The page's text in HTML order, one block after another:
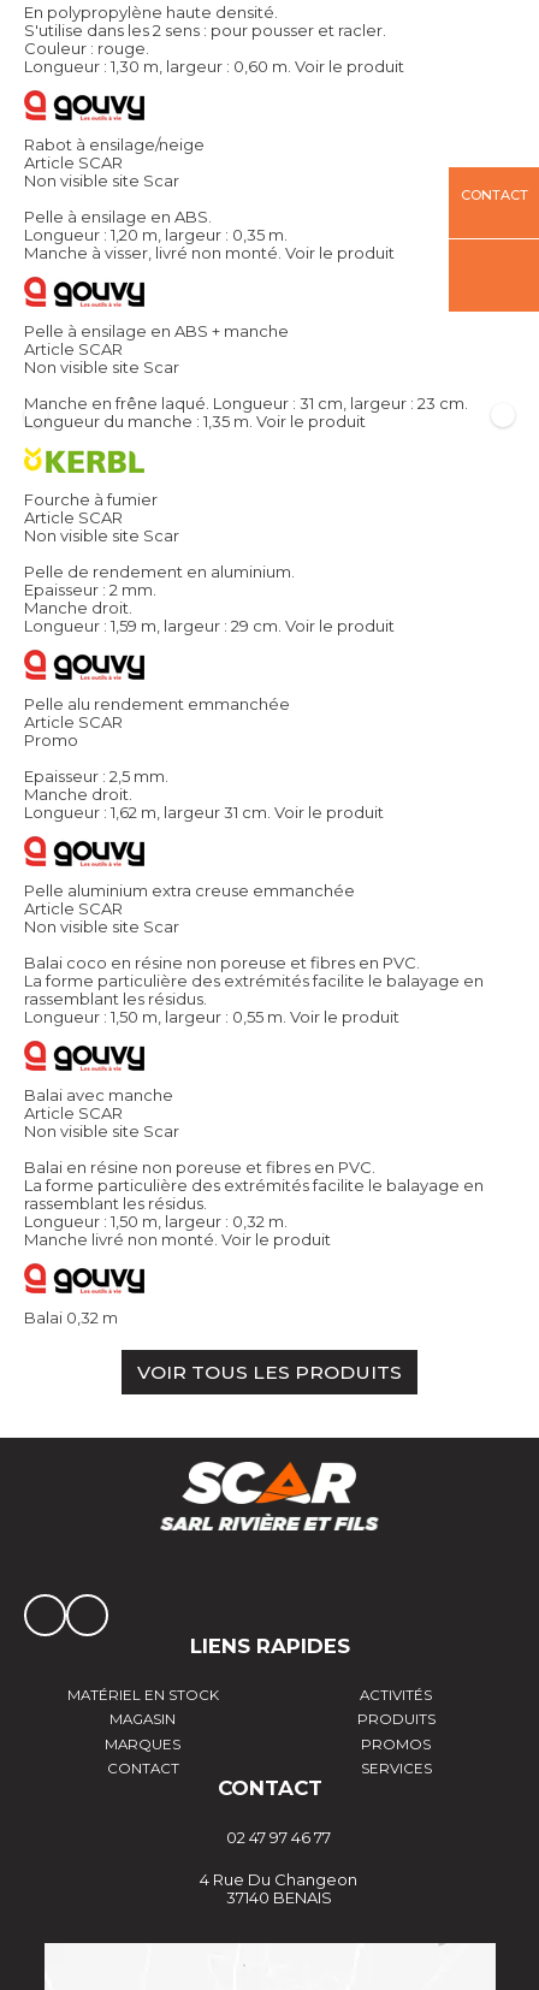
En polypropylène haute densité.
S'utilise dans les 2 sens : pour pousser et racler.
Couleur : rouge.
Longueur : 1,30 m, largeur : 0,60 m. Voir le produit
Rabot à ensilage/neige
Article SCAR
Non visible site Scar
Pelle à ensilage en ABS.
Longueur : 1,20 m, largeur : 0,35 m.
Manche à visser, livré non monté. Voir le produit
Pelle à ensilage en ABS + manche
Article SCAR
Non visible site Scar
Manche en frêne laqué. Longueur : 31 cm, largeur : 23 cm.
Longueur du manche : 1,35 m. Voir le produit
Fourche à fumier
Article SCAR
Non visible site Scar
Pelle de rendement en aluminium.
Epaisseur : 2 mm.
Manche droit.
Longueur : 1,59 m, largeur : 29 cm. Voir le produit
Pelle alu rendement emmanchée
Article SCAR
Promo
Epaisseur : 2,5 mm.
Manche droit.
Longueur : 1,62 m, largeur 31 cm. Voir le produit
Pelle aluminium extra creuse emmanchée
Article SCAR
Non visible site Scar
Balai coco en résine non poreuse et fibres en PVC.
La forme particulière des extrémités facilite le balayage en
rassemblant les résidus.
Longueur : 1,50 m, largeur : 0,55 m. Voir le produit
Balai avec manche
Article SCAR
Non visible site Scar
Balai en résine non poreuse et fibres en PVC.
La forme particulière des extrémités facilite le balayage en
rassemblant les résidus.
Longueur : 1,50 m, largeur : 0,32 m.
Manche livré non monté. Voir le produit
Balai 0,32 m
VOIR TOUS LES PRODUITS
CONTACT
LIENS RAPIDES
MATÉRIEL EN STOCK
ACTIVITÉS
MAGASIN
PRODUITS
MARQUES
PROMOS
CONTACT
SERVICES
CONTACT
02 47 97 46 77
4 Rue Du Changeon
37140 BENAIS